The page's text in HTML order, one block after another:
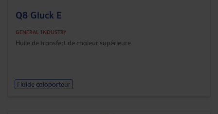
Q8 Gluck E
GENERAL INDUSTRY
Huile de transfert de chaleur supérieure
Fluide caloporteur